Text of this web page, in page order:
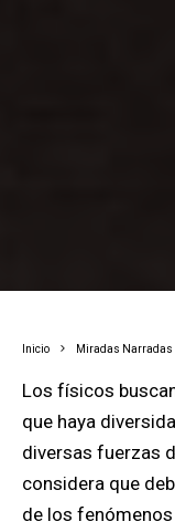
Inicio Miradas Narradas
Los físicos buscan una teoría unificada. No conciben
que haya
diversas fuerzas
considera que
de los